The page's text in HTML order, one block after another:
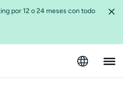
por 12 o 24 meses con todo